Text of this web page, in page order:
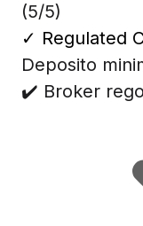
(5/5)
✓ Regulated
Deposito
✔️ Broker